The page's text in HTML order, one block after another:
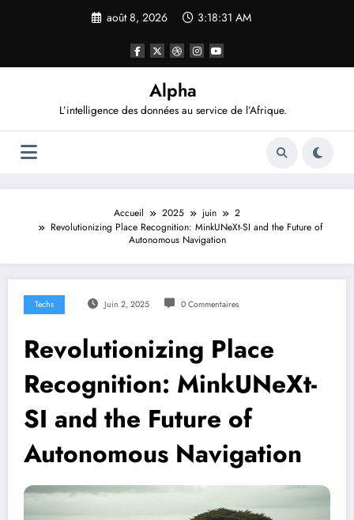
août 8, 2026 3:18:32 AM
Alpha
L’intelligence des données au service de l’Afrique.
Accueil 2025 juin
2
Revolutionizing Place Recognition: MinkUNeXt-SI and the Future of
Autonomous Navigation
Techs Juin 2, 2025 0 Commentaires
Revolutionizing Place
Recognition: MinkUNeXt-
SI and the Future of
Autonomous Navigation